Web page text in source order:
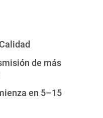
de más
en 5–15